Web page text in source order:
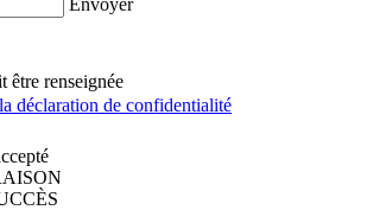
être renseignée
déclaration de confidentialité